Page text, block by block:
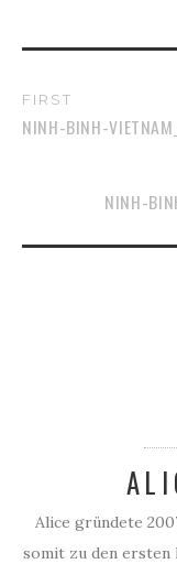
FIRST
NINH-BINH-
NINH-
Alice gründete
somit zu den ersten